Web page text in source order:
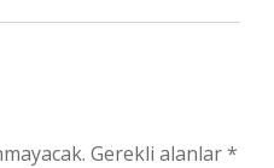
Gerekli alanlar*